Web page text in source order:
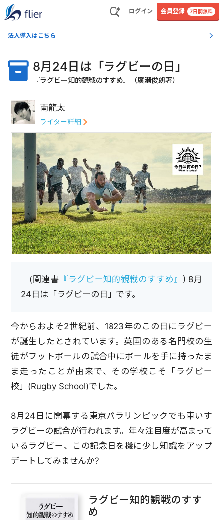
ログイン 会員登録 7日間無料
法人導入はこちら
8月24日は「ラグビーの日」
『ラグビー知的観戦のすすめ』（廣瀬俊朗著）
南龍太
ライター詳細
(関連書 『ラグビー知的観戦のすすめ』 ) 8月
24日は「ラグビーの日」です。
今からおよそ2世紀前、1823年のこの日にラグビー
が誕生したとされています。英国のある名門校の生
徒がフットボールの試合中にボールを手に持ったま
ま走ったことが由来で、その学校こそ「ラグビー
校」(Rugby School)でした。
8月24日に開幕する東京パラリンピックでも車いす
ラグビーの試合が行われます。年々注目度が高まって
いるラグビー、この記念日を機に少し知識をアップ
デートしてみませんか?
ラグビー知的観戦のすす
め